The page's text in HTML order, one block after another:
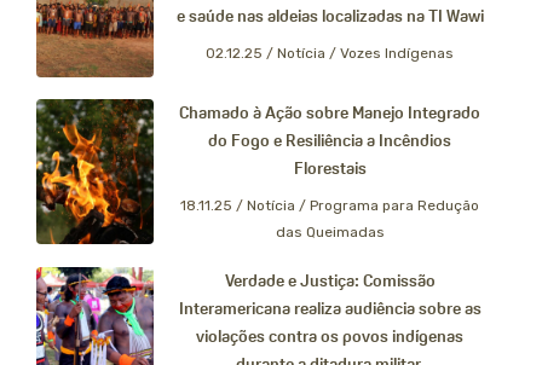
e saúde nas aldeias localizadas na TI Wawi
02.12.25 / Notícia / Vozes Indígenas
Chamado à Ação sobre Manejo Integrado
do Fogo e Resiliência a Incêndios
Florestais
18.11.25 / Notícia / Programa para Redução
das Queimadas
Verdade e Justiça: Comissão
Interamericana realiza audiência sobre as
violações contra os povos indígenas